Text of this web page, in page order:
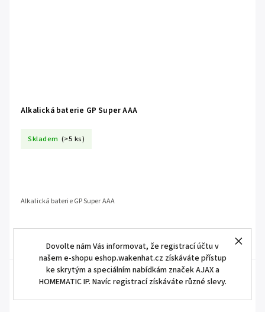
Dovolte nám Vás informovat, že registrací účtu v
našem e-shopu eshop.wakenhat.cz získáváte přístup
ke skrytým a speciálním nabídkám značek AJAX a
HOMEMATIC IP. Navíc registrací získáváte různé slevy.
Alkalická baterie GP Super AAA
Skladem (>5 ks)
Alkalická baterie GP Super AAA